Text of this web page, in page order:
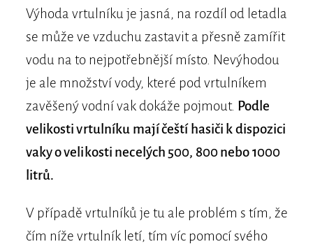
Výhoda vrtulníku je jasná, na rozdíl od letadla
se může ve vzduchu zastavit a přesně zamířit
vodu na to nejpotřebnější místo. Nevýhodou
je ale množství vody, které pod vrtulníkem
zavěšený vodní vak dokáže pojmout. Podle
velikosti vrtulníku mají čeští hasiči k dispozici
vaky o velikosti necelých 500, 800 nebo 1000
litrů.
V případě vrtulníků je tu ale problém s tím, že
čím níže vrtulník letí, tím víc pomocí svého